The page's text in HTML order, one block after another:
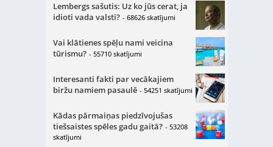
Lembergs sašutis: Uz ko jūs cerat, ja
idioti vada valsti? - 68626 skatījumi
Vai klātienes spēļu nami veicina
tūrismu? - 55710 skatījumi
Interesanti fakti par vecākajiem
biržu namiem pasaulē - 54251 skatījumi
Kādas pārmaiņas piedzīvojušas
tiešsaistes spēles gadu gaitā? - 53208
skatījumi